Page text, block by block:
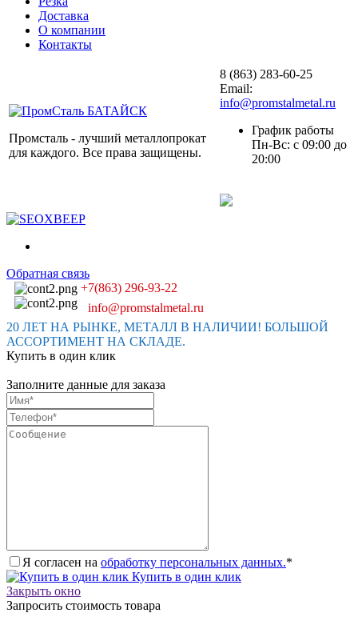
Доставка
О компании
Контакты
Промсталь - лучший металлопрокат
для каждого. Все права защищены.
8 (863) 283-60-25
Email:
info@promstalmetal.ru
График работы
Пн-Вс: с 09:00 до
20:00
Обратная связь
+7(863) 296-93-22
info@promstalmetal.ru
20 ЛЕТ НА РЫНКЕ, МЕТАЛЛ В НАЛИЧИИ! БОЛЬШОЙ
АССОРТИМЕНТ НА СКЛАДЕ.
Купить в один клик
Заполните данные для заказа
Я согласен на обработку персональных данных.*
Купить в один клик
Закрыть окно
Запросить стоимость товара